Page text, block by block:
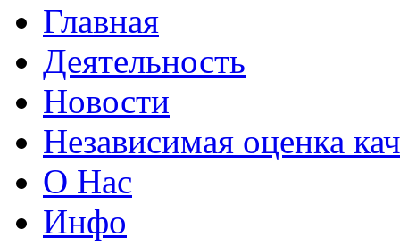
Главная
Деятельность
Новости
Независимая оценка
О Нас
Инфо